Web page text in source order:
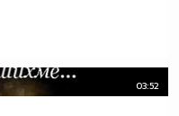
03:52